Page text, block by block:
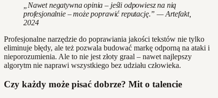
„Nawet negatywna opinia – jeśli odpowiesz na nią
profesjonalnie – może poprawić reputację.” — Artefakt,
2024
Profesjonalne narzędzie do poprawiania jakości tekstów nie tylko
eliminuje błędy, ale też pozwala budować markę odporną na ataki i
nieporozumienia. Ale to nie jest złoty graal – nawet najlepszy
algorytm nie naprawi wszystkiego bez udziału człowieka.
Czy każdy może pisać dobrze? Mit o talencie